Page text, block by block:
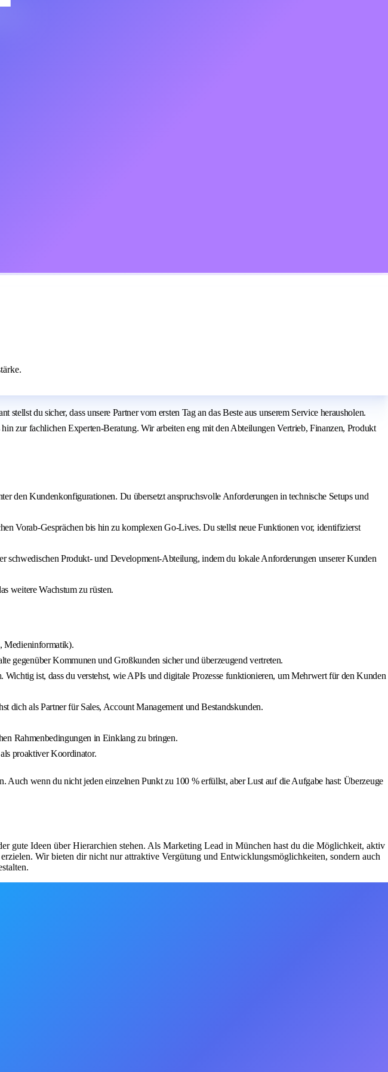
du sicher, dass unsere Partner vom ersten Tag an das Beste aus unserem Service herausholen.
zur fachlichen Experten-Beratung. Wir arbeiten eng mit den Abteilungen Vertrieb, Finanzen, Produkt
den Kundenkonfigurationen. Du übersetzt anspruchsvolle Anforderungen in technische Setups und
Vorab-Gesprächen bis hin zu komplexen Go-Lives. Du stellst neue Funktionen vor, identifizierst
schwedischen Produkt- und Development-Abteilung, indem du lokale Anforderungen unserer Kunden
weitere Wachstum zu rüsten.
Medieninformatik).
gegenüber Kommunen und Großkunden sicher und überzeugend vertreten.
ist, dass du verstehst, wie APIs und digitale Prozesse funktionieren, um Mehrwert für den Kunden
dich als Partner für Sales, Account Management und Bestandskunden.
Rahmenbedingungen in Einklang zu bringen.
proaktiver Koordinator.
wenn du nicht jeden einzelnen Punkt zu 100 % erfüllst, aber Lust auf die Aufgabe hast: Überzeuge
gute Ideen über Hierarchien stehen. Als Marketing Lead in München hast du die Möglichkeit, aktiv
Wir bieten dir nicht nur attraktive Vergütung und Entwicklungsmöglichkeiten, sondern auch